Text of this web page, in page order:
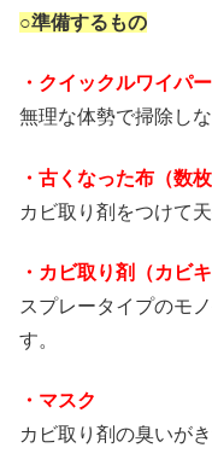
○準備するもの
・クイックルワイパ
無理な体勢で掃除し
・古くなった布（数
カビ取り剤をつけて
・カビ取り剤（カビ
スプレータイプのモ
す。
・マスク
カビ取り剤の臭いが